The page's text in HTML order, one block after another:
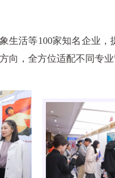
活等100家知名企业，
，全方位适配不同专